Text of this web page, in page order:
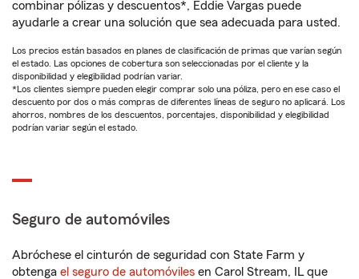
combinar pólizas y descuentos*, Eddie Vargas puede
ayudarle a crear una solución que sea adecuada para usted.
Los precios están basados en planes de clasificación de primas que varían según
el estado. Las opciones de cobertura son seleccionadas por el cliente y la
disponibilidad y elegibilidad podrían variar.
*Los clientes siempre pueden elegir comprar solo una póliza, pero en ese caso el
descuento por dos o más compras de diferentes líneas de seguro no aplicará. Los
ahorros, nombres de los descuentos, porcentajes, disponibilidad y elegibilidad
podrían variar según el estado.
Seguro de automóviles
Abróchese el cinturón de seguridad con State Farm y
obtenga el seguro de automóviles en Carol Stream, IL que